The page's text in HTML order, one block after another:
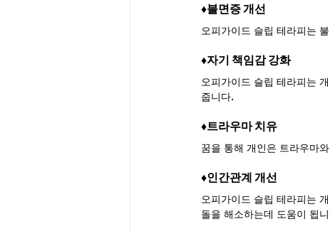
♦︎불면증 개선
오피가이드 슬립 테라피는
♦︎자기 책임감 강화
오피가이드 슬립 테라피는
줍니다.
♦︎트라우마 치유
꿈을 통해 개인은 트라우마
♦︎인간관계 개선
오피가이드 슬립 테라피는
돌을 해소하는데 도움이 됩